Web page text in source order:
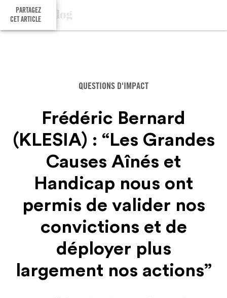
PARTAGEZ
CET ARTICLE
QUESTIONS D'IMPACT
Frédéric Bernard
(KLESIA) : “Les Grandes
Causes Aînés et
Handicap nous ont
permis de valider nos
convictions et de
déployer plus
largement nos actions”